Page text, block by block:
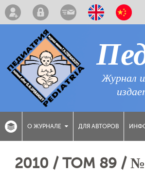
Журнал
О ЖУРНАЛЕ ДЛЯ АВТОРОВ
2010 / ТОМ 89 /